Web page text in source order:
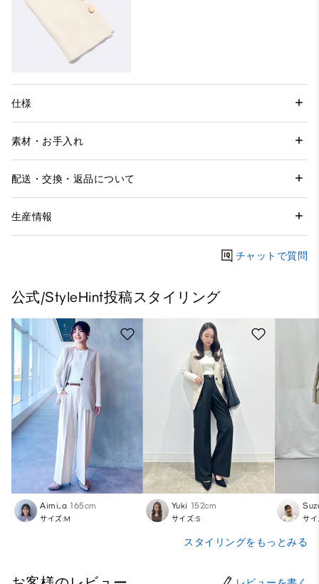
仕様
素材・お手入れ
配送・交換・返品について
生産情報
チャットで質問
公式/StyleHint投稿スタイリング
Aimi_a 165cm
サイズ:M
Yuki 152cm
サイズ:S サ
スタイリングをもっとみる